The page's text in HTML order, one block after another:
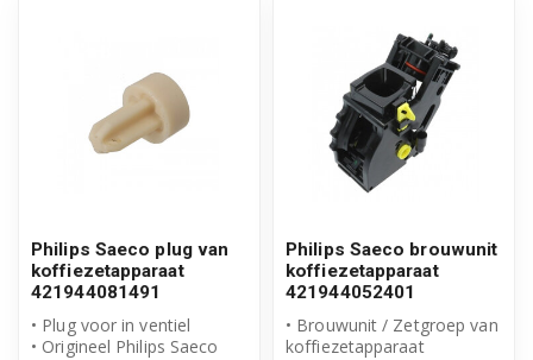
Philips Saeco plug van
koffiezetapparaat
421944081491
• Plug voor in ventiel
• Origineel Philips Saeco
Philips Saeco brouwunit
koffiezetapparaat
421944052401
• Brouwunit / Zetgroep van
koffiezetapparaat